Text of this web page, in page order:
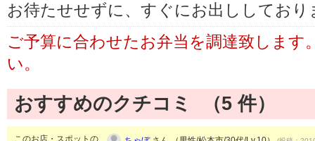
お待たせせずに、すぐにお出ししており
ご予算に合わせたお弁当を調達致します
い。
おすすめのクチコミ （5 件）
このお店・スポットの